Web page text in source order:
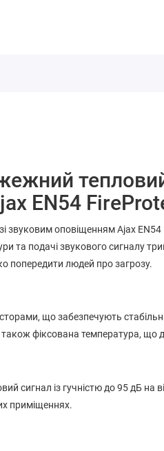
EN54
звуковим оповіщенням Ajax
та подачі звукового сигналу
попередити людей про загрозу.
що забезпечують
також фіксована температура, що
сигнал із гучністю до 95 дБ
приміщеннях.